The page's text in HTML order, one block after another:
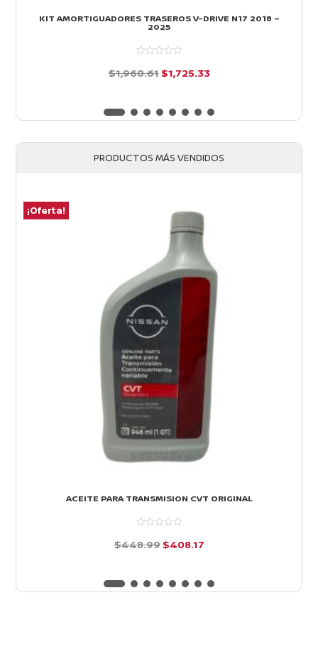
KIT AMORTIGUADORES TRASEROS V-DRIVE N17 2018 –
2025
5
$1,960.61 El
original
$1,960.61.
$1,725.33El
actual
$1,725.33.
PRODUCTOS MÁS VENDIDOS
¡Oferta!
ACEITE PARA TRANSMISION CVT ORIGINAL
5
$448.99 El
original
$408.17El
actual